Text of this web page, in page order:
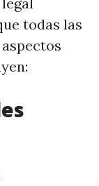
todas las